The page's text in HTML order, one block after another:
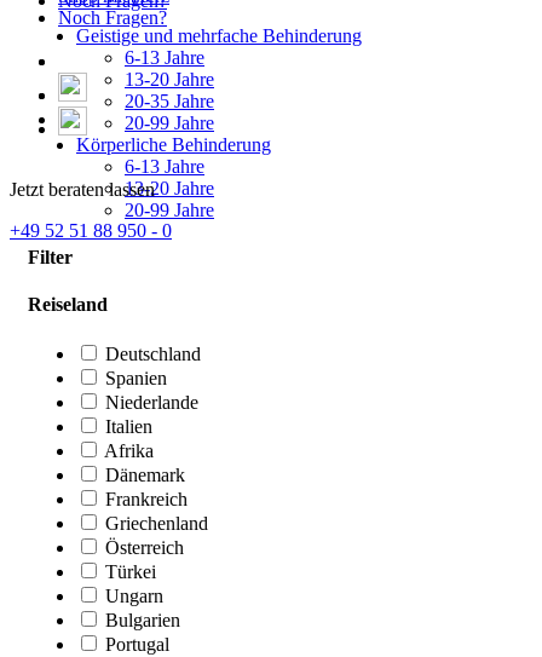
Noch Fragen?
Jetzt beraten lassen
+49 52 51 88 950 - 0
Geistige und mehrfache Behinderung
6-13 Jahre
13-20 Jahre
20-35 Jahre
20-99 Jahre
Körperliche Behinderung
6-13 Jahre
13-20 Jahre
20-99 Jahre
Filter
Reiseland
Deutschland
Spanien
Niederlande
Italien
Afrika
Dänemark
Frankreich
Griechenland
Österreich
Türkei
Ungarn
Bulgarien
Portugal